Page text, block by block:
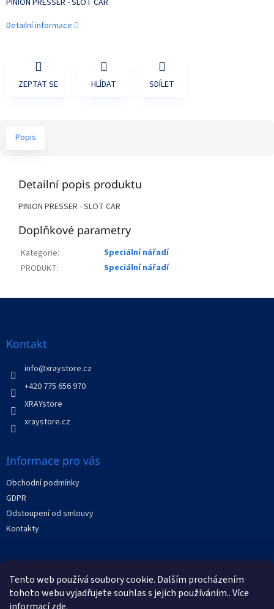
Tento web používá soubory cookie. Dalším procházením
tohoto webu vyjadřujete souhlas s jejich používáním.. Více
Detailní informace
ZEPTAT SE HLÍDAT SDÍLET
Popis
Detailní popis produktu
PINION PRESSER - SLOT CAR
Doplňkové parametry
Kategorie:
Speciální nářadí
PRODUKT: Speciální nářadí
Kontakt
info@xraystore.cz
+420 775 656 970
XRAYstore
xraystore.cz
Informace pro vás
Obchodní podmínky
GDPR
Odstoupení od smlouvy
Kontakty
Facebook